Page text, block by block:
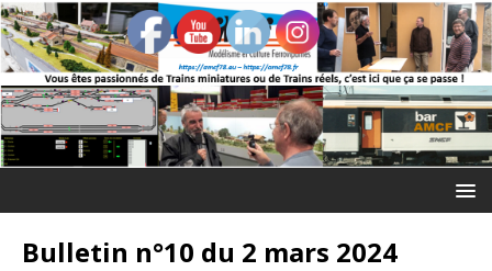
Bulletin n°10 du 2 mars 2024